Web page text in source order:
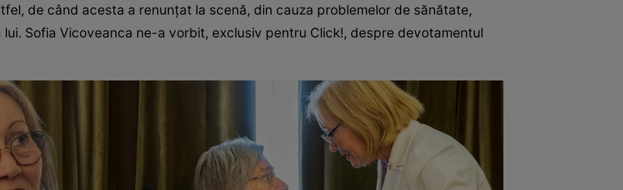
de când acesta a renunțat la scenă, din cauza problemelor de sănătate,
Sofia Vicoveanca ne-a vorbit, exclusiv pentru Click!, despre devotamentul